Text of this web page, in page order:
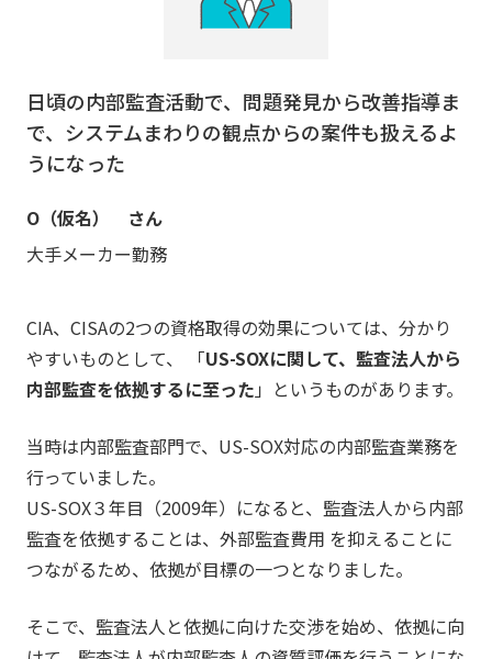
日頃の内部監査活動で、問題発見から改善指導ま
で、システムまわりの観点からの案件も扱えるよ
うになった
O（仮名） さん
大手メーカー勤務
CIA、CISAの2つの資格取得の効果については、分かり
やすいものとして、 「US-SOXに関して、監査法人から
内部監査を依拠するに至った 」というものがあります。
当時は内部監査部門で、US-SOX対応の内部監査業務を
行っていました。
US-SOX３年目（2009年）になると、監査法人から内部
監査を依拠することは、外部監査費用 を抑えることに
つながるため、依拠が目標の一つとなりました。
そこで、監査法人と依拠に向けた交渉を始め、依拠に向